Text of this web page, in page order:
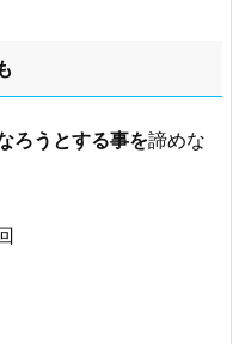
ろうとする事を諦めな